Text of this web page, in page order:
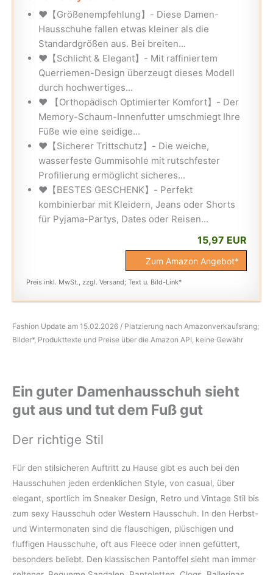
❤【Größenempfehlung】- Diese Damen-
Hausschuhe fallen etwas kleiner als die
Standardgrößen aus. Bei breiten...
❤【Schlicht & Elegant】- Mit raffiniertem
Querriemen-Design überzeugt dieses Modell
durch hochwertiges...
❤ 【Orthopädisch Optimierter Komfort】- Der
Memory-Schaum-Innenfutter umschmiegt Ihre
Füße wie eine seidige...
❤【Sicherer Trittschutz】- Die weiche,
wasserfeste Gummisohle mit rutschfester
Profilierung ermöglicht sicheres...
❤【BESTES GESCHENK】- Perfekt
kombinierbar mit Kleidern, Jeans oder Shorts
für Pyjama-Partys, Dates oder Reisen...
15,97 EUR
Zum Amazon Angebot*
Preis inkl. MwSt., zzgl. Versand; Text u. Bild-Link*
Fashion Update am 15.02.2026 / Platzierung nach Amazonverkaufsrang;
Bilder*, Produkttexte und Preise über die Amazon API, keine Gewähr
Ein guter Damenhausschuh sieht
gut aus und tut dem Fuß gut
Der richtige Stil
Für den stilsicheren Auftritt zu Hause gibt es auch bei den
Hausschuhen jeden erdenklichen Style, von casual, über
elegant, sportlich im Sneaker Design, Retro und Vintage Stil bis
zum sexy Hausschuh oder Western Hausschuh. In den Herbst-
und Wintermonaten sind die flauschigen, plüschigen und
fluffigen Hausschuhe, oft aus Fleece oder innen gefüttert,
besonders beliebt. Den klassischen Pantoffel sieht man immer